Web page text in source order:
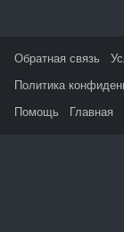
Обратная связь
Политика
Помощь
Главная